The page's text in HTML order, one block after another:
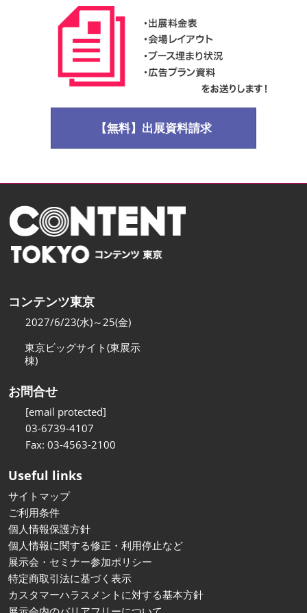
【無料】出展資料請求
コンテンツ東京
2027/6/23(水)～25(金)
東京ビッグサイト(東展示
棟)
お問合せ
[email protected]
03-6739-4107
Fax: 03-4563-2100
Useful links
サイトマップ
ご利用条件
個人情報保護方針
個人情報に関する修正・利用停止など
展示会・セミナー参加ポリシー
特定商取引法に基づく表示
カスタマーハラスメントに対する基本方針